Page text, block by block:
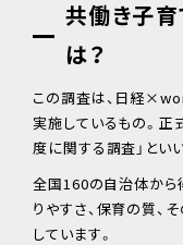
共働き子育
は？
この調査は、日経
実施しているもの。正
度に関する調査」とい
全国160の自治体から
りやすさ、保育の質、
しています。